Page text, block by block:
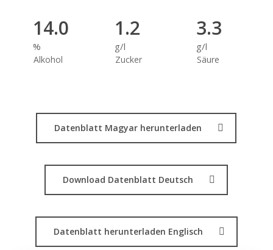
14.0
%
Alkohol
1.2
g/l
Zucker
3.3
g/l
Säure
Datenblatt Magyar herunterladen
Download Datenblatt Deutsch
Datenblatt herunterladen Englisch